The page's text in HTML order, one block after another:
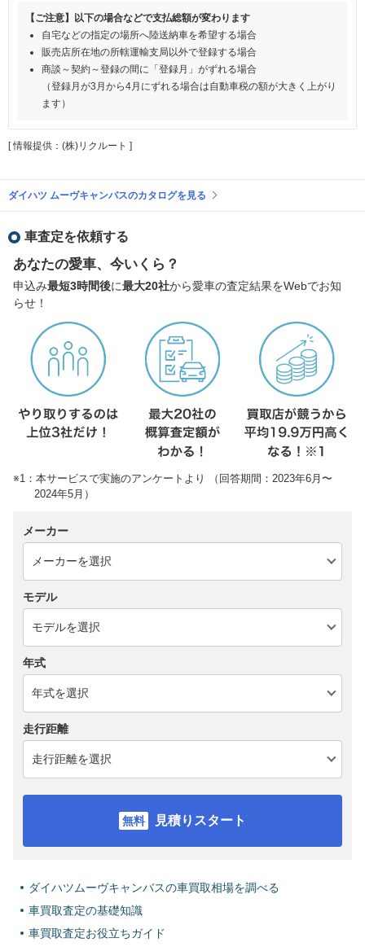
【ご注意】以下の場合などで支払総額が変わります
自宅などの指定の場所へ陸送納車を希望する場合
販売店所在地の所轄運輸支局以外で登録する場合
商談～契約～登録の間に「登録月」がずれる場合
（登録月が3月から4月にずれる場合は自動車税の額が大きく上がり
ます）
[ 情報提供：(株)リクルート ]
ダイハツ ムーヴキャンバスのカタログを見る
車査定を依頼する
あなたの愛車、今いくら？
申込み最短3時間後に最大20社から愛車の査定結果をWebでお知
らせ！
※1：本サービスで実施のアンケートより （回答期間：2023年6月〜
2024年5月）
メーカー
モデル
年式
走行距離
見積りスタート
ダイハツムーヴキャンバスの車買取相場を調べる
車買取査定の基礎知識
車買取査定お役立ちガイド